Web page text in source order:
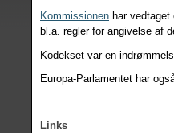
Kommissionen har
bl.a. regler for angivelse af
Kodekset var en
Europa-Parlamentet har
Links